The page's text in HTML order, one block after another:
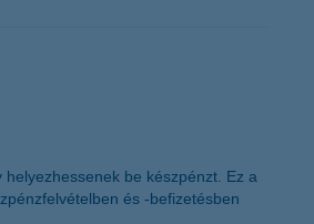
be készpénzt. Ez a
és -befizetésben